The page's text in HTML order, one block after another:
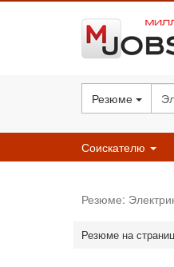
Резюме
Соискателю
Резюме:
Резюме на